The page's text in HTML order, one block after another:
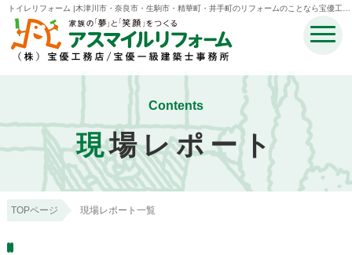
トイレリフォーム |木津川市・奈良市・生駒市・精華町・井手町のリフォームのことなら宝優工務
店アスマイルリフォーム
Contents
現場レポート
TOPページ 現場レポート一覧